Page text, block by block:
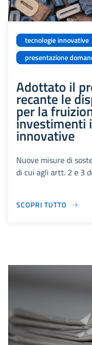
tecnologie innovative
presentazione
Adottato il
recante le
per la
investimenti
innovative
Nuove misure di
di cui agli artt. 2 e 3
SCOPRI TUTTO